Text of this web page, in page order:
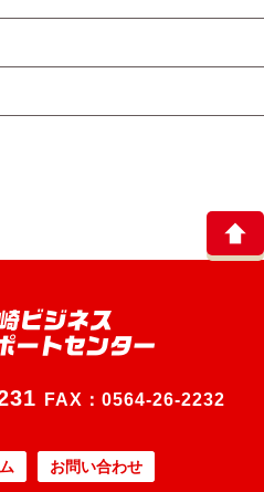
FAX：0564-26-2232
お問い合わせ